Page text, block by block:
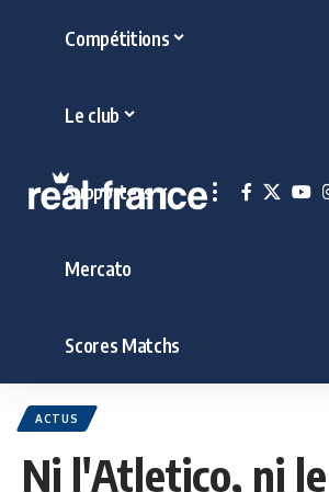
Compétitions
Le club
Supporters
Mercato
Scores Matchs
ACTUS
Ni l'Atletico, ni